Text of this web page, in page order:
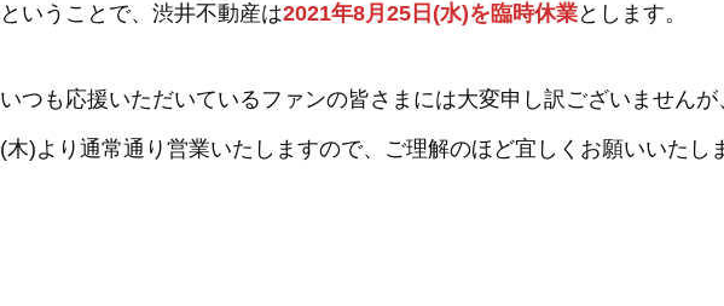
ということで、渋井不動産は2021年8月25日(水)を臨時休業とします。
いつも応援いただいているファンの皆さまには大変申し訳ございませんが
(木)より通常通り営業いたしますので、ご理解のほど宜しくお願いいたし